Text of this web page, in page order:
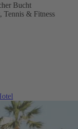
Bucht
Tennis & Fitness